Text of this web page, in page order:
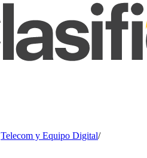
Telecom y Equipo Digital/